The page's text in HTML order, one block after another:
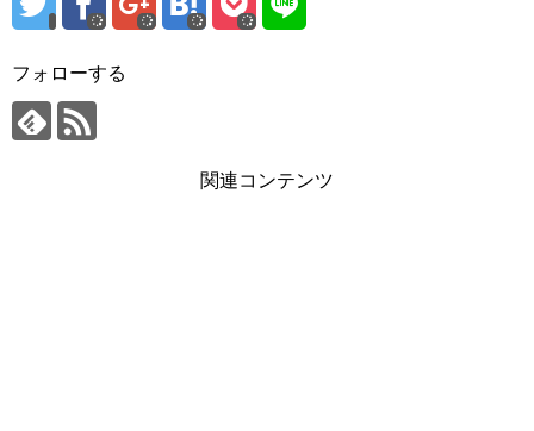
フォローする
関連コンテンツ